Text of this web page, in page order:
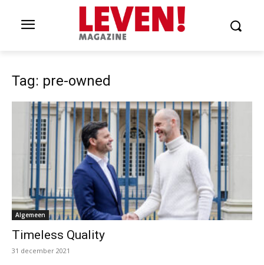
Tag: pre-owned
Algemeen
Timeless Quality
31 december 2021